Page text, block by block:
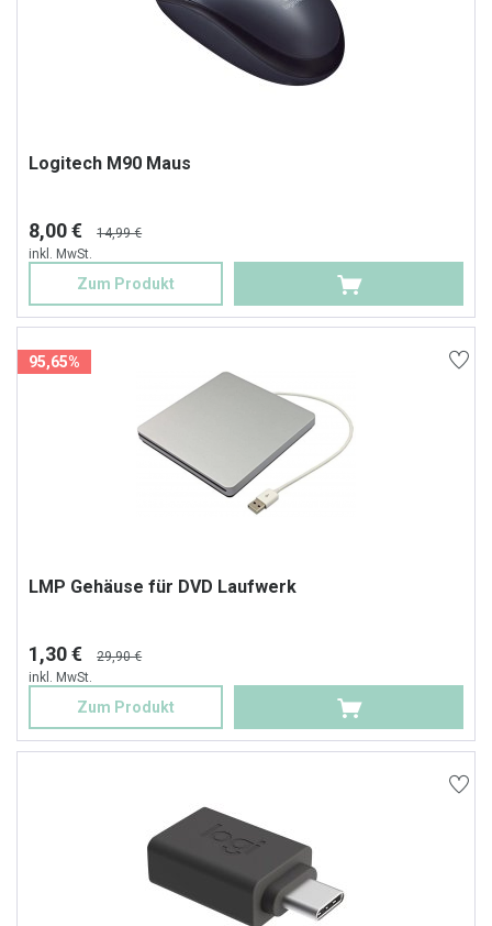
Logitech M90 Maus
8,00 €
14,99 €
inkl. MwSt.
Zum Produkt
95,65%
LMP Gehäuse für DVD Laufwerk
1,30 €
29,90 €
inkl. MwSt.
Zum Produkt